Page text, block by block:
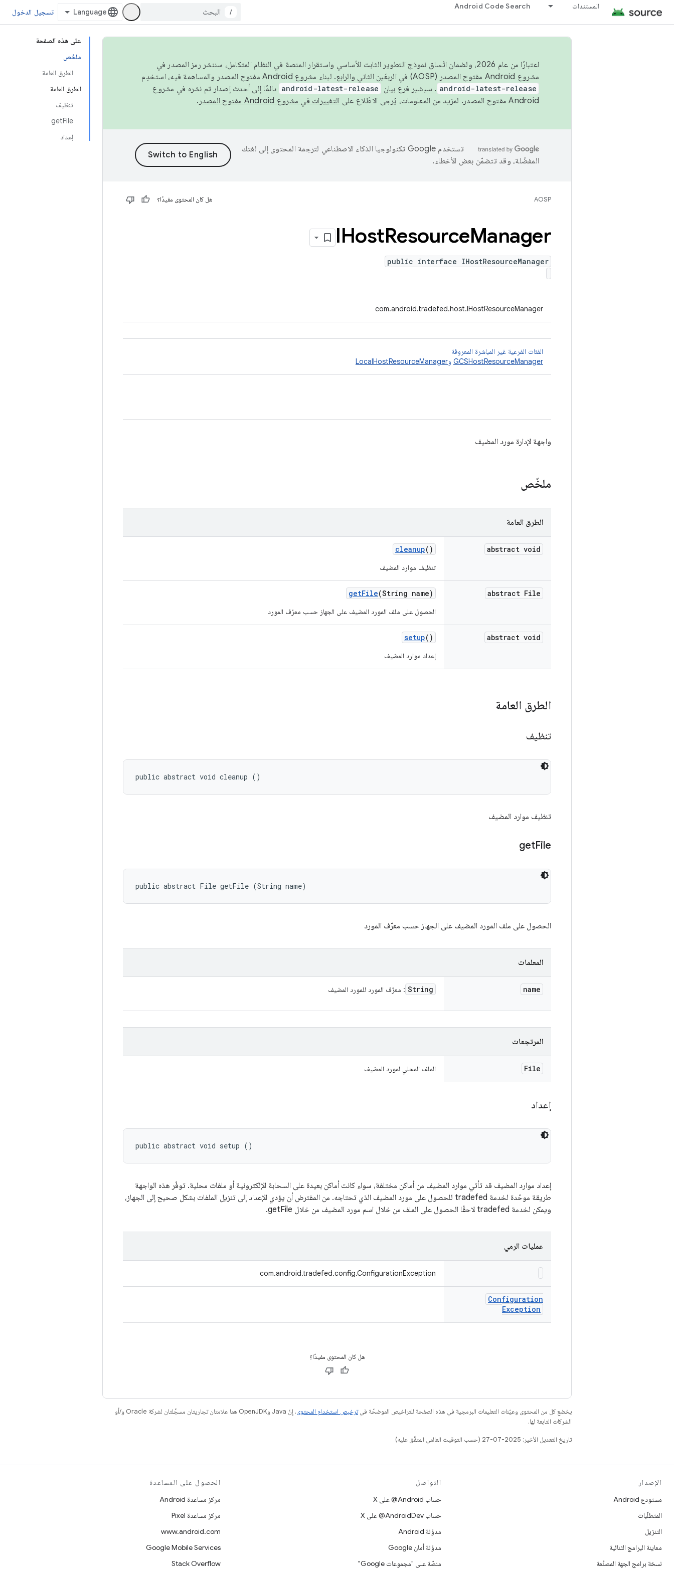
المستندات Android Code Search
/ تسجيل الدخول
على هذه الصفحة
ملخّص
الطرق العامة
الطرق العامة
تنظيف
getFile
إعداد
اعتبارًا من عام 2026، ولضمان اتّساق نموذج التطوير الثابت الأساسي واستقرار المنصة في النظام المتكامل، سننشر رمز المصدر في
مشروع Android مفتوح المصدر (AOSP) في الربعَين الثاني والرابع. لبناء مشروع Android مفتوح المصدر والمساهمة فيه، استخدِم
android-latest-release . سيشير فرع بيان android-latest-release دائمًا إلى أحدث إصدار تم نشره في مشروع
Android مفتوح المصدر. لمزيد من المعلومات، يُرجى الاطّلاع على
التغييرات في مشروع Android مفتوح المصدر .
تستخدم Google تكنولوجيا الذكاء الاصطناعي لترجمة المحتوى إلى لغتك
المفضّلة، وقد تتضمّن بعض الأخطاء.
AOSP هل كان المحتوى مفيدًا؟
IHostResourceManager
public interface IHostResourceManager
com.android.tradefed.host.IHostResourceManager
الفئات الفرعية غير المباشرة المعروفة
GCSHostResourceManager وLocalHostResourceManager
واجهة لإدارة مورد المضيف
ملخّص
الطرق العامة
abstract void
cleanup()
تنظيف موارد المضيف
abstract File
getFile(String name)
الحصول على ملف المورد المضيف على الجهاز حسب معرّف المورد
abstract void
setup()
إعداد موارد المضيف
الطرق العامة
تنظيف
public abstract void cleanup ()
تنظيف موارد المضيف
getFile
public abstract File getFile (String name)
الحصول على ملف المورد المضيف على الجهاز حسب معرّف المورد
المعلمات
name
String : معرّف المورد للمورد المضيف
المرتجعات
File الملف المحلي لمورد المضيف
إعداد
public abstract void setup ()
إعداد موارد المضيف قد تأتي موارد المضيف من أماكن مختلفة، سواء كانت أماكن بعيدة على السحابة الإلكترونية أو ملفات محلية. توفّر هذه الواجهة
طريقة موحّدة لخدمة tradefed للحصول على مورد المضيف الذي تحتاجه. من المفترض أن يؤدي الإعداد إلى تنزيل الملفات بشكل صحيح إلى الجهاز،
ويمكن لخدمة tradefed لاحقًا الحصول على الملف من خلال اسم مورد المضيف من خلال getFile.
عمليات الرمي
com.android.tradefed.config.ConfigurationException
Configuration
Exception
هل كان المحتوى مفيدًا؟
يخضع كل من المحتوى وعيّنات التعليمات البرمجية في هذه الصفحة للتراخيص الموضحّة فيترخيص استخدام المحتوى
. إنّ Java وOpenJDK هما علامتان تجاريتان مسجَّلتان لشركة Oracle و/أو
الشركات التابعة لها.
تاريخ التعديل الأخير: 2025-07-27 (حسب التوقيت العالمي المتفَّق عليه)
الإصدار
مستودع Android
المتطلّبات
التنزيل
معاينة البرامج الثنائية
نسخة برامج الجهة المصنِّعة
التواصل
حساب ‎@Android على X
حساب ‎@AndroidDev على X
مدوّنة Android
مدوّنة أمان Google
منصّة على "مجموعات Google"
الحصول على المساعدة
مركز مساعدة Android
مركز مساعدة Pixel
www.android.com
Google Mobile Services
Stack Overflow